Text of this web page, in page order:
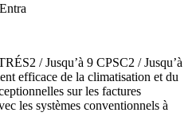
/ Jusqu’à 9 CPSC2 / Jusqu’à
efficace de la climatisation et du
sur les factures
les systèmes conventionnels à